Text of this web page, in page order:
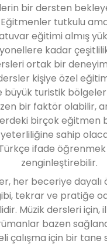
bir dersten
tutkulu
eğitimi almış
kadar
ortak bir
kişiye özel
büyük turistik bölgeler
bir faktör olabilir,
birçok eğitmen
sahip
ifade
zenginleştirebilir.
her beceriye dayalı
tekrar ve pratiğe
Müzik dersleri için,
bazen
çalışma için bir tane